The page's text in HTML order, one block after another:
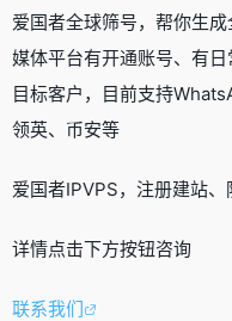
爱国者全球筛号，帮你生
媒体平台有开通账号、有
目标客户，目前支持
领英、币安等
爱国者IPVPS，注册建站、
详情点击下方按钮咨询
联系我们